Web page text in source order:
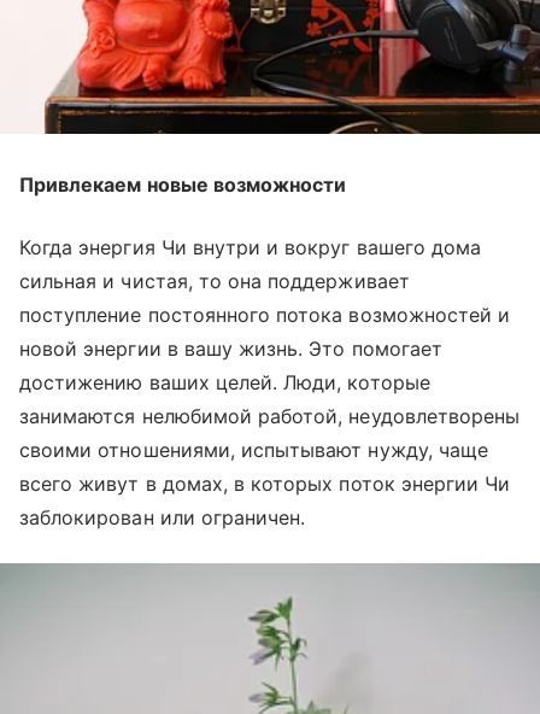
Привлекаем новые возможности
Когда энергия Чи внутри и вокруг вашего дома
сильная и чистая, то она поддерживает
поступление постоянного потока возможностей и
новой энергии в вашу жизнь. Это помогает
достижению ваших целей. Люди, которые
занимаются нелюбимой работой, неудовлетворены
своими отношениями, испытывают нужду, чаще
всего живут в домах, в которых поток энергии Чи
заблокирован или ограничен.